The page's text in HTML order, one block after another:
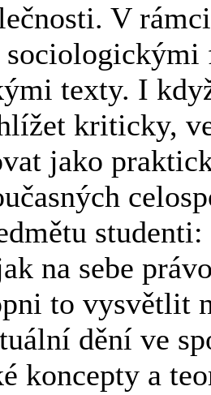
V
texty. I
kriticky,
jako
studenti:
na sebe
to vysvětlit
dění ve
koncepty a